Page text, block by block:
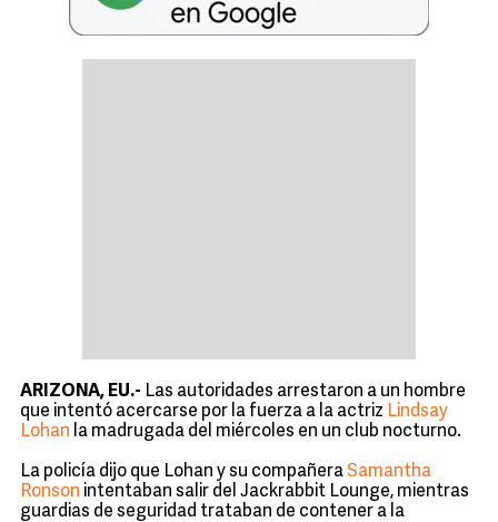
ARIZONA, EU.- Las autoridades arrestaron a un hombre
que intentó acercarse por la fuerza a la actriz Lindsay
Lohan la madrugada del miércoles en un club nocturno.
La policía dijo que Lohan y su compañeraSamantha
Ronson intentaban salir del Jackrabbit Lounge, mientras
guardias de seguridad trataban de contener a la